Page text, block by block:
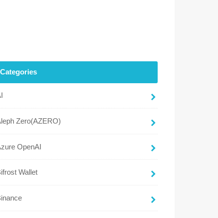
Categories
Zero(AZERO)
OpenAI
Wallet